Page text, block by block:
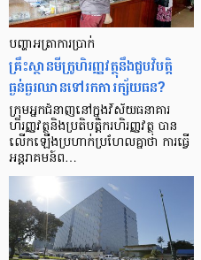
បញ្ហា​អត្រា​ការប្រាក់
គ្រឹះស្ថាន​មីក្រូ​ហិរញ្ញវត្ថុ​នឹង​ជួប​វិបត្តិ​
ធ្ងន់ធ្ងរ​ឈាន​ទៅ​រក​ការ​ក្ស័យធន?
ក្រុម​អ្នក​ជំនាញ​នៅ​ក្នុង​វិស័យ​ធនាគារ
ហិរញ្ញវត្ថុ​និង​ប្រតិបត្តិករ​ហិរញ្ញ​វត្ថុ បាន​​
លើក​ឡើង​ប្រហាក់​ប្រហែល​គ្នា​ថា ការ​ធ្វើ​
អន្តរាគមន៍​ព…